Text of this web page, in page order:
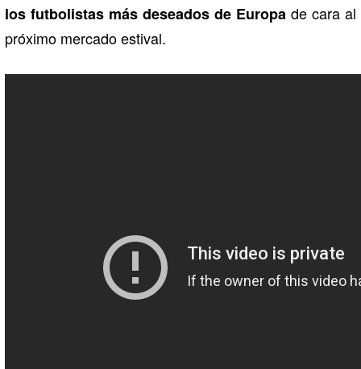
los futbolistas más deseados de Europa de cara al
próximo mercado estival.